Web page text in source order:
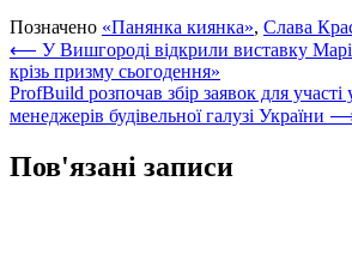
Позначено «Панянка киянка», Слава
Навігація
записів
⟵ У Вишгороді відкрили виставку
крізь призму сьогодення»
ProfBuild розпочав збір заявок для
менеджерів будівельної галузі України
Пов'язані записи